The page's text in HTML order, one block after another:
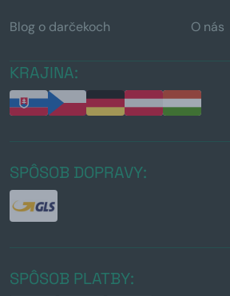
Blog o darčekoch O nás
KRAJINA:
SPÔSOB DOPRAVY:
SPÔSOB PLATBY: